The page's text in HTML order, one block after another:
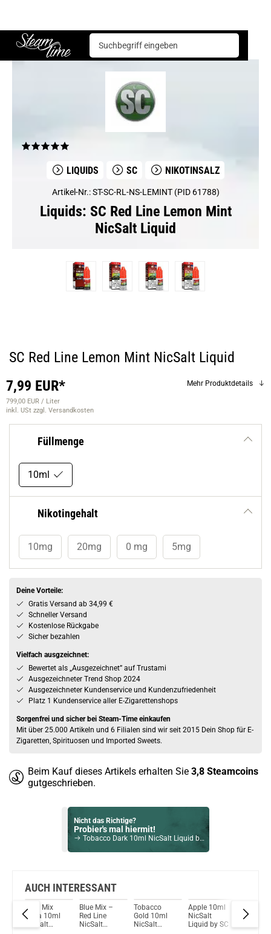
Steam time
Liquids SC Red Line Lemon Mint NicSalt Liquid
LIQUIDS SC NIKOTINSALZ
Artikel-Nr.: ST-SC-RL-NS-LEMINT (PID 61788)
Liquids: SC Red Line Lemon Mint
NicSalt Liquid
SC Red Line Lemon Mint NicSalt Liquid
7,99 EUR*
799,00 EUR / Liter
inkl. USt zzgl. Versandkosten
Mehr Produktdetails
Füllmenge
10ml
Nikotingehalt
10mg 20mg 0 mg 5mg
Deine Vorteile:
Gratis Versand ab 34,99 €
Schneller Versand
Kostenlose Rückgabe
Sicher bezahlen
Vielfach ausgzeichnet:
Bewertet als „Ausgezeichnet” auf Trustami
Ausgezeichneter Trend Shop 2024
Ausgezeichneter Kundenservice und Kundenzufriedenheit
Platz 1 Kundenservice aller E-Zigarettenshops
Sorgenfrei und sicher bei Steam-Time einkaufen
Mit über 25.000 Artikeln und 6 Filialen sind wir seit 2015 Dein Shop für E-
Zigaretten, Spirituosen und Imported Sweets.
Beim Kauf dieses Artikels erhalten Sie 3,8 Steamcoins
gutgeschrieben.
Nicht das Richtige?
Probier's mal hiermit!
Tobacco Dark 10ml NicSalt Liquid by SC 10ml / 20mg
Watermelon Ice BAR EDTN NicSalt Liquid by Riot Squad 10ml / 20mg
Du willst Kröten sparen?
Schau mal hier!
Vaptio Pado Pod System Kit Blau
AUCH INTERESSANT
Fruit Mix
Soda 10ml
NicSalt
Blue Mix –
Red Line
NicSalt
Tobacco
Gold 10ml
NicSalt
Apple 10ml
NicSalt
Liquid by SC
Mojito
Liquid